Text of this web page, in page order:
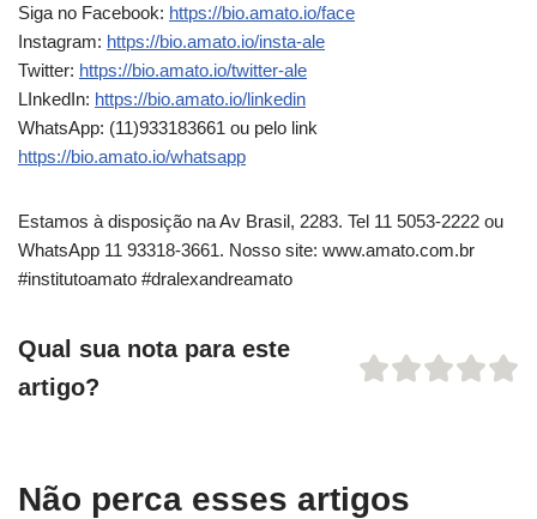
Siga no Facebook: https://bio.amato.io/face
Instagram: https://bio.amato.io/insta-ale
Twitter: https://bio.amato.io/twitter-ale
LInkedIn: https://bio.amato.io/linkedin
WhatsApp: (11)933183661 ou pelo link
https://bio.amato.io/whatsapp
Estamos à disposição na Av Brasil, 2283. Tel 11 5053-2222 ou
WhatsApp 11 93318-3661. Nosso site: www.amato.com.br
#institutoamato #dralexandreamato
Qual sua nota para este
artigo?
Não perca esses artigos